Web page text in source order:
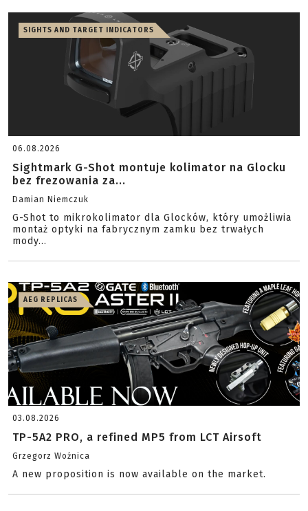
SIGHTS AND TARGET INDICATORS
06.08.2026
Sightmark G-Shot montuje kolimator na Glocku
bez frezowania za...
Damian Niemczuk
G-Shot to mikrokolimator dla Glocków, który umożliwia
montaż optyki na fabrycznym zamku bez trwałych
mody...
AEG REPLICAS
03.08.2026
TP-5A2 PRO, a refined MP5 from LCT Airsoft
Grzegorz Woźnica
A new proposition is now available on the market.